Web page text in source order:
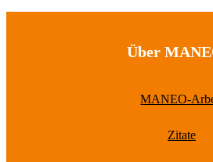
Über
MANEO-
Zitate